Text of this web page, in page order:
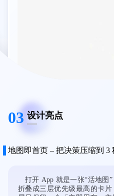
屏只保留一个「立即用车」主
幕中心 1/4 区域。信息架构上
低 30%，让品牌黄在灰度城
此成为屏幕内唯一高亮色，形